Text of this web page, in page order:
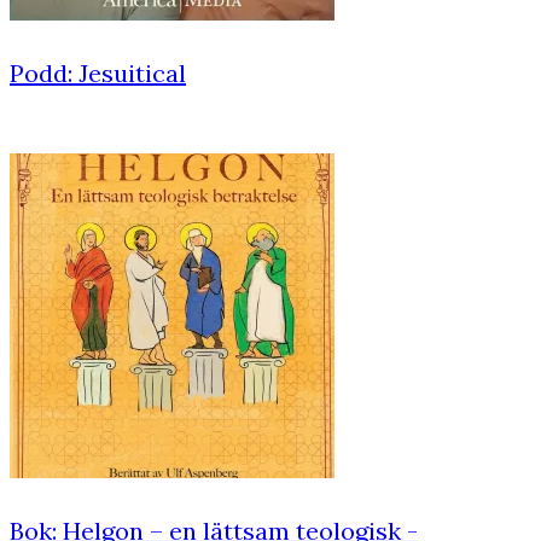
Podd: Jesuitical
Bok: Helgon – en lättsam teologisk ­